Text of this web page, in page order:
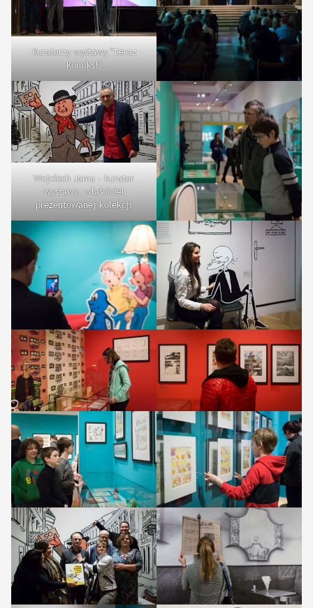
Kuratorzy wystawy "Teraz
Komiks!"
Wojciech Jama – kurator
wystawy, właściciel
prezentowanej kolekcji